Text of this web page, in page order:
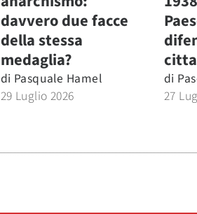
davvero due facce
della stessa
medaglia?
di Pasquale Hamel
29 Luglio 2026
di
27